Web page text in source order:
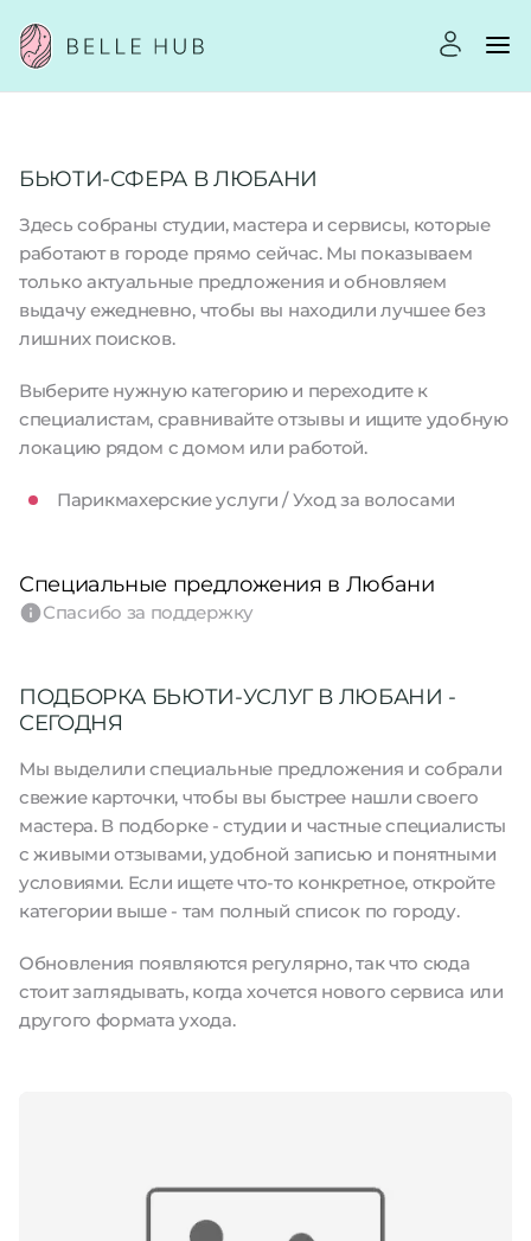
БЬЮТИ-СФЕРА В ЛЮБАНИ
Здесь собраны студии, мастера и сервисы, которые
работают в городе прямо сейчас. Мы показываем
только актуальные предложения и обновляем
выдачу ежедневно, чтобы вы находили лучшее без
лишних поисков.
Выберите нужную категорию и переходите к
специалистам, сравнивайте отзывы и ищите удобную
локацию рядом с домом или работой.
Парикмахерские услуги / Уход за волосами
Специальные предложения в Любани
Спасибо за поддержку
ПОДБОРКА БЬЮТИ-УСЛУГ В ЛЮБАНИ -
СЕГОДНЯ
Мы выделили специальные предложения и собрали
свежие карточки, чтобы вы быстрее нашли своего
мастера. В подборке - студии и частные специалисты
с живыми отзывами, удобной записью и понятными
условиями. Если ищете что-то конкретное, откройте
категории выше - там полный список по городу.
Обновления появляются регулярно, так что сюда
стоит заглядывать, когда хочется нового сервиса или
другого формата ухода.